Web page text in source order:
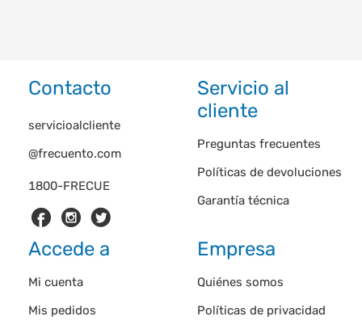
Contacto
1800-FRECUE
servicioalcliente
@frecuento.com
Servicio al
cliente
Preguntas frecuentes
Políticas de devoluciones
Garantía técnica
Accede a
Mi cuenta
Mis pedidos
Empresa
Quiénes somos
Políticas de privacidad